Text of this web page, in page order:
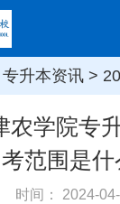
专升本资讯 >
考范围是什么?
农学院专
考范围是什
时间： 2024-